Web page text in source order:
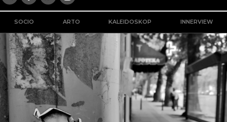
SOCIO ARTO KALEIDOSKOP INNERVIEW